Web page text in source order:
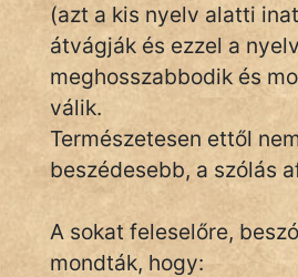
ZENE
FILM
ÉLETMÓD
És
TÖRTÉNELEM
(azt a kis nyelv alatti
átvágják és ezzel a nyelv
meghosszabbodik és
válik.
Természetesen ettől
beszédesebb, a szólás
A sokat feleselőre,
mondták, hogy: